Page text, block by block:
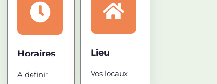
Horaires
A definir
Lieu
Vos locaux